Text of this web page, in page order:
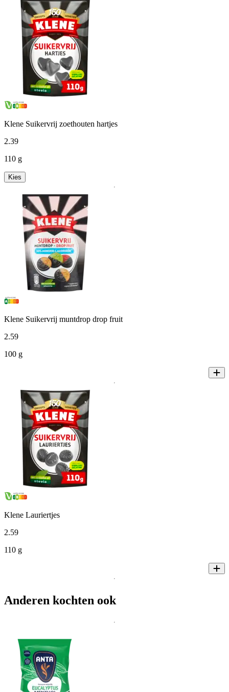
Klene Suikervrij zoethouten hartjes
2.39
110 g
Kies
Klene Suikervrij muntdrop drop fruit
2.59
100 g
Klene Lauriertjes
2.59
110 g
Anderen kochten ook